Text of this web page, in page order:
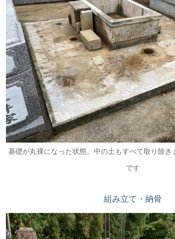
基礎が丸裸になった状態。中の土もすべて取り除き
です
組み立て・納骨